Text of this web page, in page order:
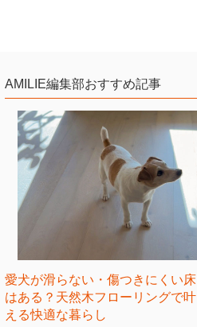
AMILIE編集部おすすめ記事
愛犬が滑らない・傷つきにくい床
はある？天然木フローリングで叶
える快適な暮らし